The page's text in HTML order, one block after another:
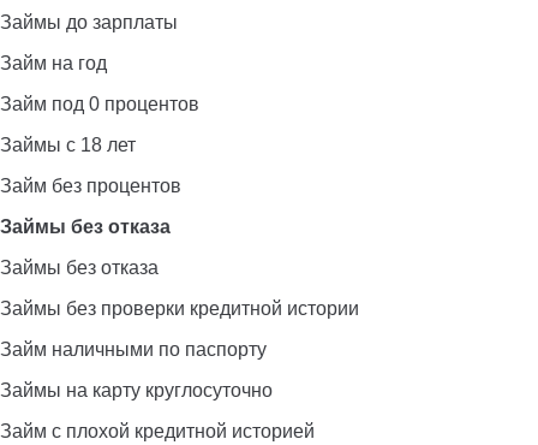
Займы до зарплаты
Займ на год
Займ под 0 процентов
Займы с 18 лет
Займ без процентов
Займы без отказа
Займы без отказа
Займы без проверки кредитной истории
Займ наличными по паспорту
Займы на карту круглосуточно
Займ с плохой кредитной историей